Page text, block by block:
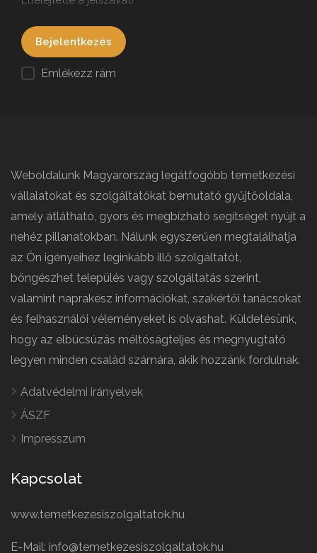
Emlékezz rám
Weboldalunk Magyarország legátfogóbb temetkezési
vállalatokat és szolgáltatókat bemutató gyűjtőoldala,
amely átlátható, gyors és megbízható segítséget nyújt a
nehéz pillanatokban. Nálunk egyszerűen megtalálhatja
az Ön igényeihez leginkább illő szolgáltatót,
böngészhet település vagy szolgáltatás szerint,
valamint naprakész információkat, szakértői tanácsokat
és felhasználói véleményeket is olvashat. Küldetésünk,
hogy az elbúcsúzás méltóságteljes és megnyugtató
legyen minden család számára, akik hozzánk fordulnak.
Adatvédelmi irányelvek
ÁSZF
Impresszum
Kapcsolat
www.temetkezesiszolgaltatok.hu
E-Mail: info@temetkezesiszolgaltatok.hu